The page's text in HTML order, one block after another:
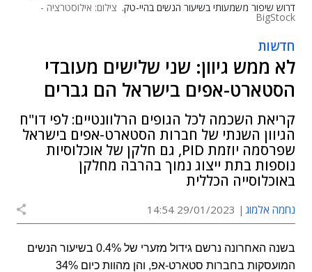
דרוש שיפור משמעותי בשיעור הנשים בהיי-טק. צילום: אילוסטרציה -
BigStock
חדשות
לא ממש גיוון: שני שלישים מעובדי
הסטארט-אפים בישראל הם גברים
קריאת השכמה לכל הגופים הרלוונטיים: לפי דו"ח
הגיוון השנתי של חברות הסטארט-אפים בישראל
שפרסמה יוזמת PID, גם חלקן של אוכלוסיות
נוספות בתת ייצוג נמוך בהרבה מחלקן
באוכלוסייה הכללית
נחמה אלמוג 29/01/2023 14:54
בשנה האחרונה נרשם גידול מזערי של 0.4% בשיעור הנשים
המועסקות בחברות סטארט-אפ, והן מהוות כיום 34%